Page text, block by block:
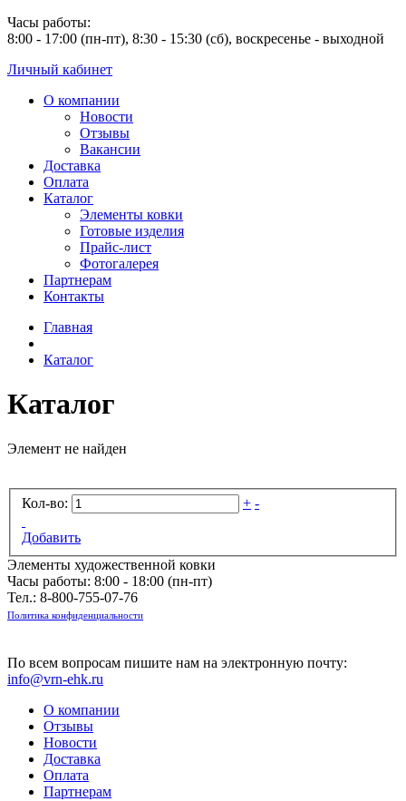
Часы работы:
8:00 - 17:00 (пн-пт), 8:30 - 15:30 (сб), воскресенье - выходной
Личный кабинет
О компании
Новости
Отзывы
Вакансии
Доставка
Оплата
Каталог
Элементы ковки
Готовые изделия
Прайс-лист
Фотогалерея
Партнерам
Контакты
Главная
Каталог
Каталог
Элемент не найден
Кол-во: + -
Добавить
Элементы художественной ковки
Часы работы: 8:00 - 18:00 (пн-пт)
Тел.: 8-800-755-07-76
Политика конфиденциальности
По всем вопросам пишите нам на электронную почту:
info@vrn-ehk.ru
О компании
Отзывы
Новости
Доставка
Оплата
Партнерам